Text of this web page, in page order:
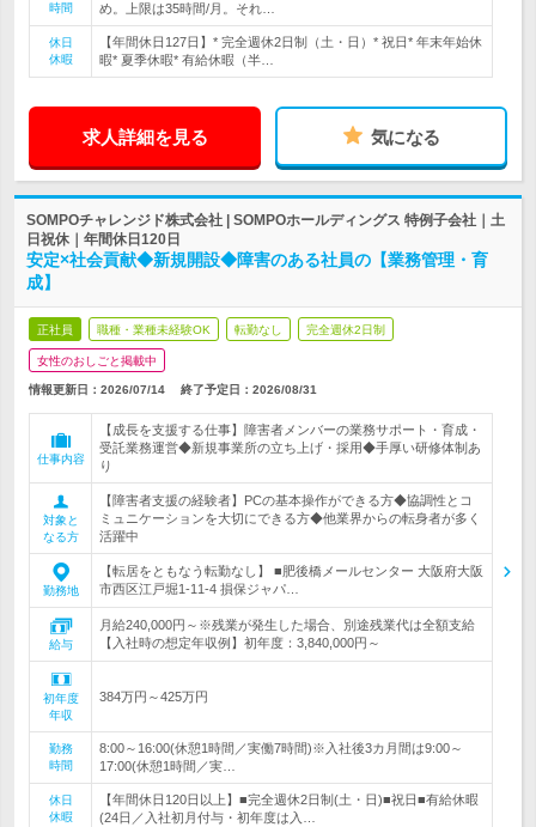
時間
め。上限は35時間/月。それ…
休日
休暇
【年間休日127日】* 完全週休2日制（土・日）* 祝日* 年末年始休
暇* 夏季休暇* 有給休暇（半…
求人詳細を見る 気になる
SOMPOチャレンジド株式会社 | SOMPOホールディングス 特例子会社｜土
日祝休｜年間休日120日
安定×社会貢献◆新規開設◆障害のある社員の【業務管理・育
成】
正社員 職種・業種未経験OK 転勤なし 完全週休2日制
女性のおしごと掲載中
情報更新日：2026/07/14 終了予定日： 2026/08/31
仕事内容
【成長を支援する仕事】障害者メンバーの業務サポート・育成・
受託業務運営◆新規事業所の立ち上げ・採用◆手厚い研修体制あ
り
対象と
なる方
【障害者支援の経験者】PCの基本操作ができる方◆協調性とコ
ミュニケーションを大切にできる方◆他業界からの転身者が多く
活躍中
勤務地
【転居をともなう転勤なし】 ■肥後橋メールセンター 大阪府大阪
市西区江戸堀1-11-4 損保ジャパ…
給与
月給240,000円～※残業が発生した場合、別途残業代は全額支給
【入社時の想定年収例】初年度：3,840,000円～
初年度
年収
384万円～425万円
勤務
時間
8:00～16:00(休憩1時間／実働7時間)※入社後3カ月間は9:00～
17:00(休憩1時間／実…
休日
休暇
【年間休日120日以上】■完全週休2日制(土・日)■祝日■有給休暇
(24日／入社初月付与・初年度は入…